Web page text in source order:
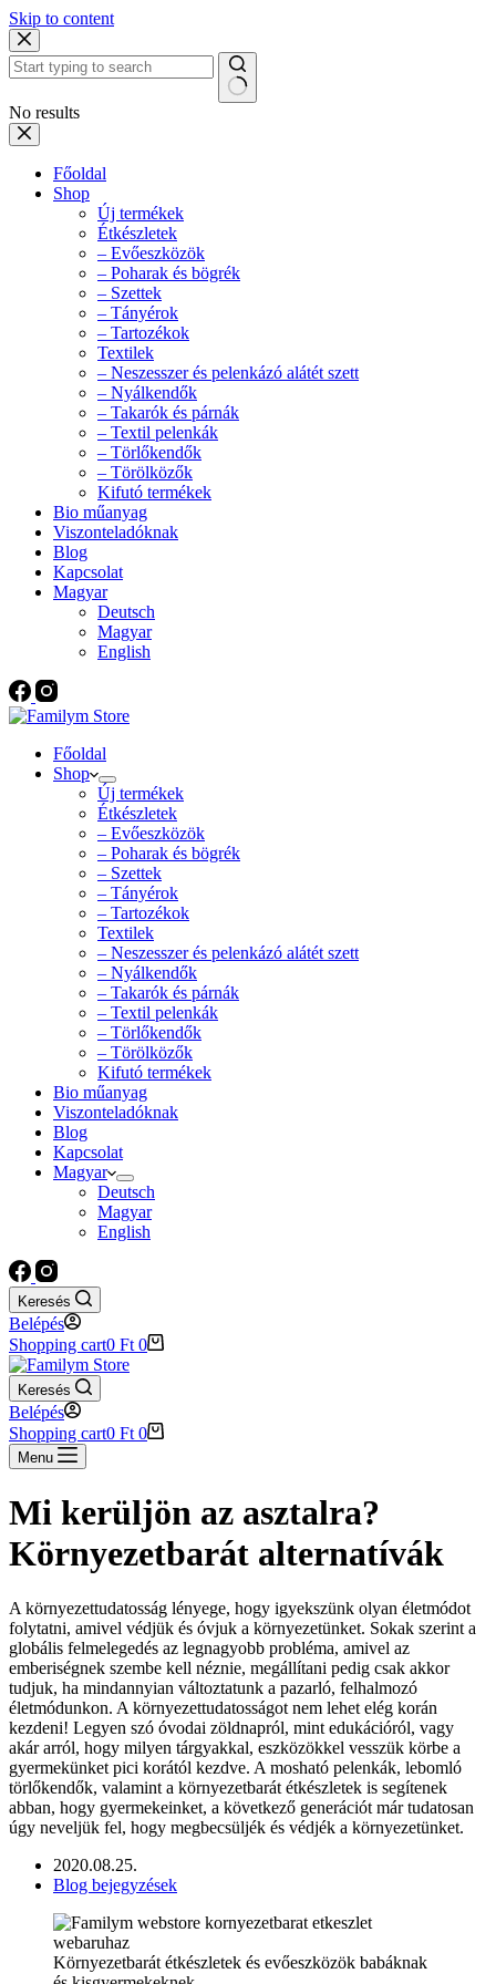
Skip to content
No results
Főoldal
Shop
Új termékek
Étkészletek
– Evőeszközök
– Poharak és bögrék
– Szettek
– Tányérok
– Tartozékok
Textilek
– Neszesszer és pelenkázó alátét szett
– Nyálkendők
– Takarók és párnák
– Textil pelenkák
– Törlőkendők
– Törölközők
Kifutó termékek
Bio műanyag
Viszonteladóknak
Blog
Kapcsolat
Magyar
Deutsch
Magyar
English
Főoldal
Shop
Új termékek
Étkészletek
– Evőeszközök
– Poharak és bögrék
– Szettek
– Tányérok
– Tartozékok
Textilek
– Neszesszer és pelenkázó alátét szett
– Nyálkendők
– Takarók és párnák
– Textil pelenkák
– Törlőkendők
– Törölközők
Kifutó termékek
Bio műanyag
Viszonteladóknak
Blog
Kapcsolat
Magyar
Deutsch
Magyar
English
Keresés
Belépés
Shopping cart0 Ft 0
Keresés
Belépés
Shopping cart0 Ft 0
Menu
Mi kerüljön az asztalra?
Környezetbarát alternatívák
A környezettudatosság lényege, hogy igyekszünk olyan életmódot
folytatni, amivel védjük és óvjuk a környezetünket. Sokak szerint a
globális felmelegedés az legnagyobb probléma, amivel az
emberiségnek szembe kell néznie, megállítani pedig csak akkor
tudjuk, ha mindannyian változtatunk a pazarló, felhalmozó
életmódunkon. A környezettudatosságot nem lehet elég korán
kezdeni! Legyen szó óvodai zöldnapról, mint edukációról, vagy
akár arról, hogy milyen tárgyakkal, eszközökkel vesszük körbe a
gyermekünket pici korától kezdve. A mosható pelenkák, lebomló
törlőkendők, valamint a környezetbarát étkészletek is segítenek
abban, hogy gyermekeinket, a következő generációt már tudatosan
úgy neveljük fel, hogy megbecsüljék és védjék a környezetünket.
2020.08.25.
Blog bejegyzések
Környezetbarát étkészletek és evőeszközök babáknak